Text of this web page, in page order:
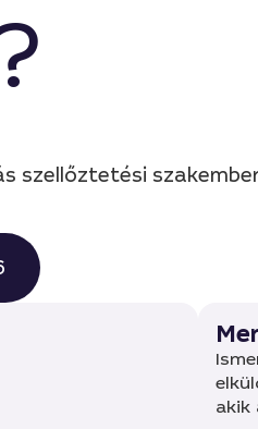
szellőztetési